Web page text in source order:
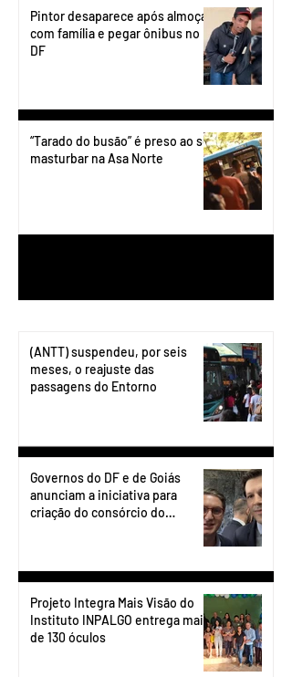
Pintor desaparece após almoçar
com família e pegar ônibus no
DF
“Tarado do busão” é preso ao se
masturbar na Asa Norte
(ANTT) suspendeu, por seis
meses, o reajuste das
passagens do Entorno
Governos do DF e de Goiás
anunciam a iniciativa para
criação do consórcio do
Projeto Integra Mais Visão do
Instituto INPALGO entrega mais
de 130 óculos